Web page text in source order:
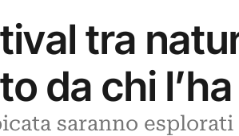
tra
da chi
saranno